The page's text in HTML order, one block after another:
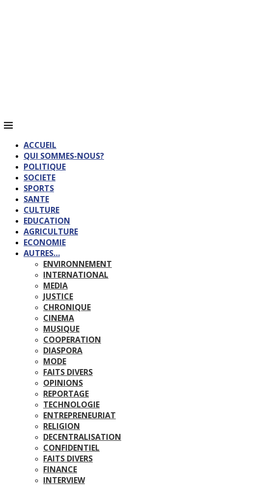
ACCUEIL
QUI SOMMES-NOUS?
POLITIQUE
SOCIETE
SPORTS
SANTE
CULTURE
EDUCATION
AGRICULTURE
ECONOMIE
AUTRES…
ENVIRONNEMENT
INTERNATIONAL
MEDIA
JUSTICE
CHRONIQUE
CINEMA
MUSIQUE
COOPERATION
DIASPORA
MODE
FAITS DIVERS
OPINIONS
REPORTAGE
TECHNOLOGIE
ENTREPRENEURIAT
RELIGION
DECENTRALISATION
CONFIDENTIEL
FAITS DIVERS
FINANCE
INTERVIEW